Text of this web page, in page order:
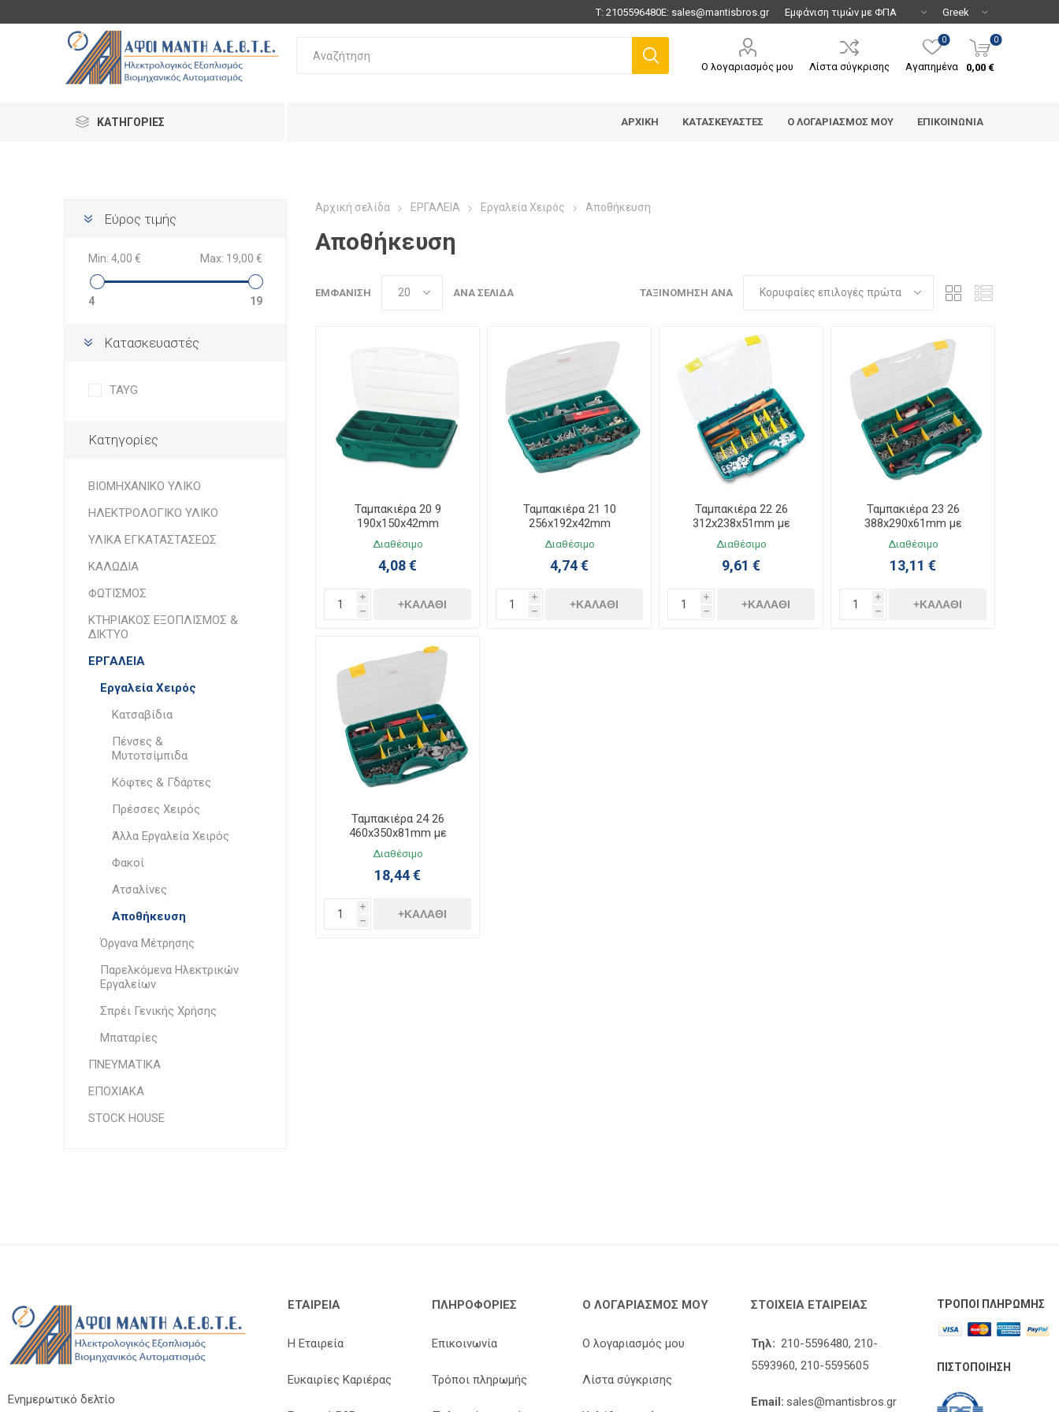
Τ:2105596480E: sales@mantisbros.gr
Ο λογαριασμός μου Λίστα σύγκρισης Αγαπημένα
0 0
0,00 €
ΚΑΤΗΓΟΡΊΕΣ ΑΡΧΙΚΉ ΚΑΤΑΣΚΕΥΑΣΤΈΣ Ο ΛΟΓΑΡΙΑΣΜΌΣ ΜΟΥ ΕΠΙΚΟΙΝΩΝΊΑ
Εύρος τιμής
Min: 4,00 € Max: 19,00 €
4 19
Κατασκευαστές
TAYG
Κατηγορίες
ΒΙΟΜΗΧΑΝΙΚΟ ΥΛΙΚΟ
ΗΛΕΚΤΡΟΛΟΓΙΚΟ ΥΛΙΚΟ
ΥΛΙΚΑ ΕΓΚΑΤΑΣΤΑΣΕΩΣ
ΚΑΛΩΔΙΑ
ΦΩΤΙΣΜΟΣ
ΚΤΗΡΙΑΚΟΣ ΕΞΟΠΛΙΣΜΟΣ &
ΔΙΚΤΥΟ
ΕΡΓΑΛΕΙΑ
Εργαλεία Χειρός
Κατσαβίδια
Πένσες &
Μυτοτσίμπιδα
Κόφτες & Γδάρτες
Πρέσσες Χειρός
Άλλα Εργαλεία Χειρός
Φακοί
Ατσαλίνες
Αποθήκευση
Όργανα Μέτρησης
Παρελκόμενα Ηλεκτρικών
Εργαλείων
Σπρέι Γενικής Χρήσης
Μπαταρίες
ΠΝΕΥΜΑΤΙΚΑ
ΕΠΟΧΙΑΚΑ
STOCK HOUSE
Αρχική σελίδα ΕΡΓΑΛΕΙΑ Εργαλεία Χειρός Αποθήκευση
Αποθήκευση
ΤΑΞΙΝΌΜΗΣΗ ΑΝΆ
ΕΜΦΆΝΙΣΗ ΑΝΆ ΣΕΛΊΔΑ
Ταμπακιέρα 20 9
190x150x42mm
Διαθέσιμο
4,08 €
i
h
+ΚΑΛΆΘΙ
Ταμπακιέρα 21 10
256x192x42mm
Διαθέσιμο
4,74 €
i
h
+ΚΑΛΆΘΙ
Ταμπακιέρα 22 26
312x238x51mm με
Χωρίσματα
Διαθέσιμο
9,61 €
i
h
+ΚΑΛΆΘΙ
Ταμπακιέρα 23 26
388x290x61mm με
Χωρίσματα
Διαθέσιμο
13,11 €
i
h
+ΚΑΛΆΘΙ
Ταμπακιέρα 24 26
460x350x81mm με
Χωρίσματα
Διαθέσιμο
18,44 €
i
h
+ΚΑΛΆΘΙ
Ενημερωτικό δελτίο
ΕΤΑΙΡΕΊΑ
Η Εταιρεία
Ευκαιρίες Καριέρας
ΠΛΗΡΟΦΟΡΊΕΣ
Επικοινωνία
Τρόποι πληρωμής
Ο ΛΟΓΑΡΙΑΣΜΌΣ ΜΟΥ
Ο λογαριασμός μου
Λίστα σύγκρισης
ΣΤΟΙΧΕΊΑ ΕΤΑΙΡΕΊΑΣ
Τηλ: 210-5596480, 210-
5593960, 210-5595605
Email: sales@mantisbros.gr
ΤΡΌΠΟΙ ΠΛΗΡΩΜΉΣ
ΠΙΣΤΟΠΟΊΗΣΗ